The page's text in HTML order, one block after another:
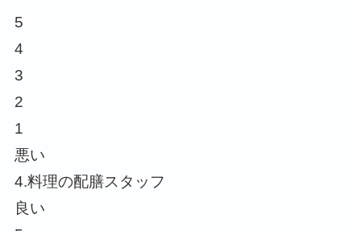
5
4
3
2
1
悪い
4.料理の配膳スタッフ
良い